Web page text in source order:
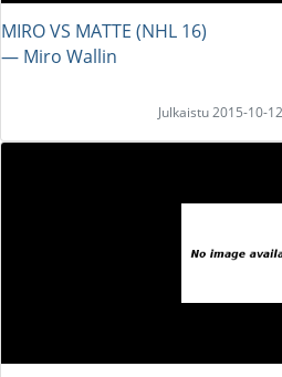
MIRO VS MATTE (NHL 16)
― Miro Wallin
Julkaistu 2015-10-